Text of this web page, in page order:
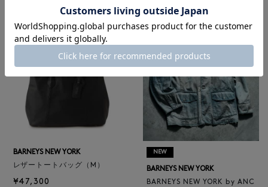
¥6,600
BARNEYS NEW YORK
レザートートバッグ（M）
¥47,300
NEW
BARNEYS NEW YORK
BARNEYS NEW YORK by ANC